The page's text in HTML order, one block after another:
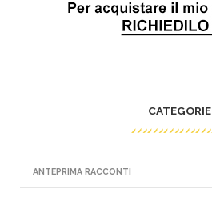
CATEGORIE
ANTEPRIMA RACCONTI